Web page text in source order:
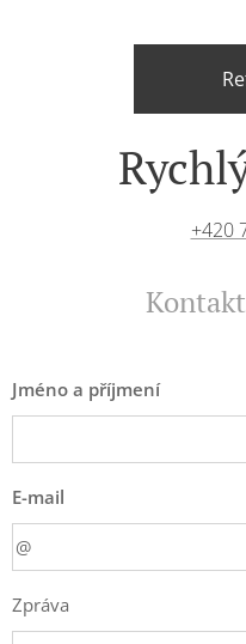
+420
Jméno a příjmení
E-mail
Zpráva